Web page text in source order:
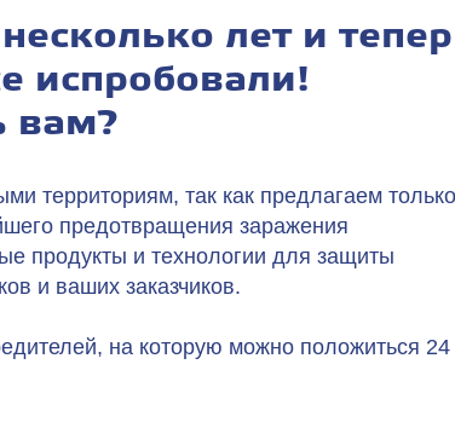
лет и
испробовали!
вам?
территориям, так как предлагаем только
предотвращения заражения
продукты и технологии для защиты
и ваших заказчиков.
на которую можно положиться 24